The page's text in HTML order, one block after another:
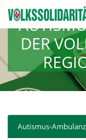
Direkt zur
Direkt zum Inhalt
DER
Autismus-